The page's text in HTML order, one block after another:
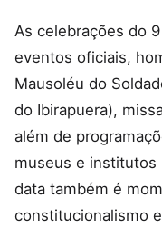
As celebrações do
eventos oficiais,
Mausoléu do
do Ibirapuera),
além de
museus e institutos
data também é
constitucionalismo